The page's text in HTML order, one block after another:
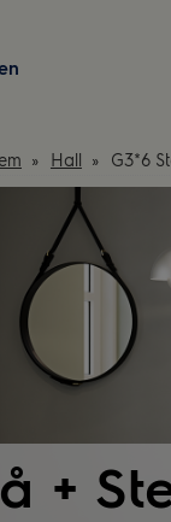
Hall G3*6
+